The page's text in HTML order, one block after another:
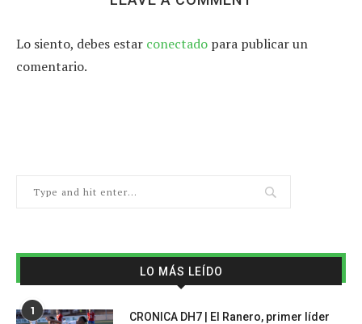
Lo siento, debes estar conectado para publicar un
comentario.
LO MÁS LEÍDO
1
CRONICA DH7 | El Ranero, primer líder